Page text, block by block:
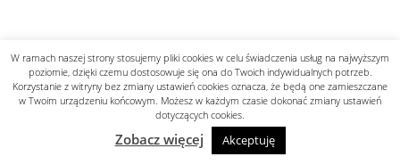
W ramach naszej strony stosujemy pliki cookies w celu świadczenia usług na najwyższym
poziomie, dzięki czemu dostosowuje się ona do Twoich indywidualnych potrzeb.
Korzystanie z witryny bez zmiany ustawień cookies oznacza, że będą one zamieszczane
w Twoim urządzeniu końcowym. Możesz w każdym czasie dokonać zmiany ustawień
dotyczących cookies.
Zobacz więcej Akceptuję